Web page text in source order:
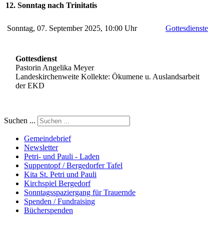
12. Sonntag nach Trinitatis
Sonntag, 07. September 2025, 10:00 Uhr Gottesdienste
Gottesdienst
Pastorin Angelika Meyer
Landeskirchenweite Kollekte: Ökumene u. Auslandsarbeit
der EKD
Suchen ...
Gemeindebrief
Newsletter
Petri- und Pauli - Laden
Suppentopf / Bergedorfer Tafel
Kita St. Petri und Pauli
Kirchspiel Bergedorf
Sonntagsspaziergang für Trauernde
Spenden / Fundraising
Bücherspenden